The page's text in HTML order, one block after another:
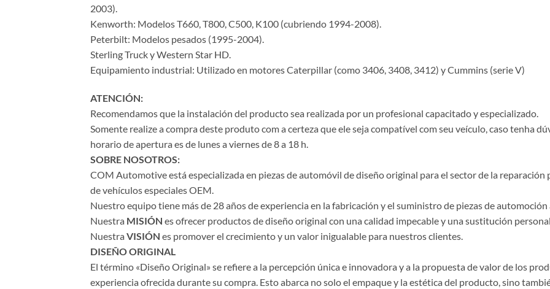
2003).
Kenworth: Modelos T660, T800, C500, K100 (cubriendo 1994-2008).
Peterbilt: Modelos pesados (1995-2004).
Sterling Truck y Western Star HD.
Equipamiento industrial: Utilizado en motores Caterpillar (como 3406, 3408, 3412) y Cummins (serie V)
ATENCIÓN:
Recomendamos que la instalación del producto sea realizada por un profesional capacitado y especializado.
Somente realize a compra deste produto com a certeza que ele seja compatível com seu veículo, caso tenha
horario de apertura es de lunes a viernes de 8 a 18 h.
SOBRE NOSOTROS:
COM Automotive está especializada en piezas de automóvil de diseño original para el sector de la
de vehículos especiales OEM.
Nuestro equipo tiene más de 28 años de experiencia en la fabricación y el suministro de piezas de automoción
Nuestra MISIÓN es ofrecer productos de diseño original con una calidad impecable y una sustitución
Nuestra VISIÓN es promover el crecimiento y un valor inigualable para nuestros clientes.
DISEÑO ORIGINAL
El término «Diseño Original» se refiere a la percepción única e innovadora y a la propuesta de valor de los
experiencia ofrecida durante su compra. Esto abarca no solo el empaque y la estética del producto, sino